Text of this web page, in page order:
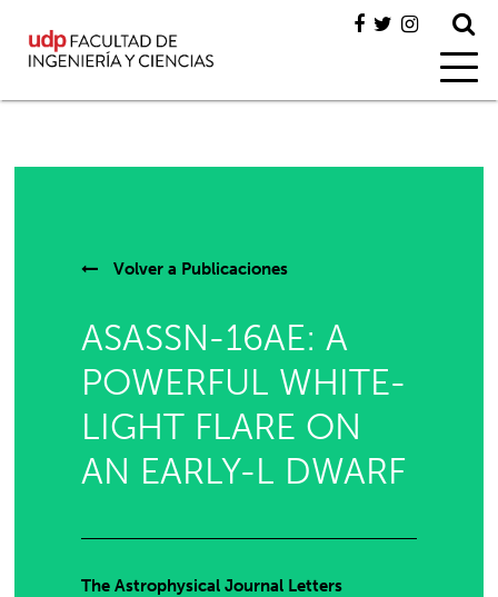
Volver a Publicaciones
ASASSN-16AE: A
POWERFUL WHITE-
LIGHT FLARE ON
AN EARLY-L DWARF
The Astrophysical Journal Letters